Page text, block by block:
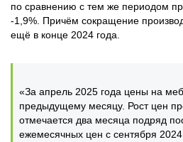
по сравнению с тем же периодом
-1,9%. Причём сокращение
ещё в конце 2024 года.
«За апрель 2025 года цены на
предыдущему месяцу. Рост цен
отмечается два месяца подряд
ежемесячных цен с сентября